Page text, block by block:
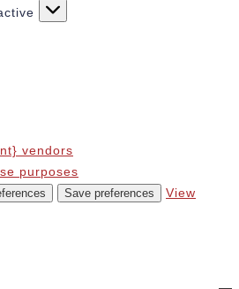
vendors
purposes
Save preferences
View